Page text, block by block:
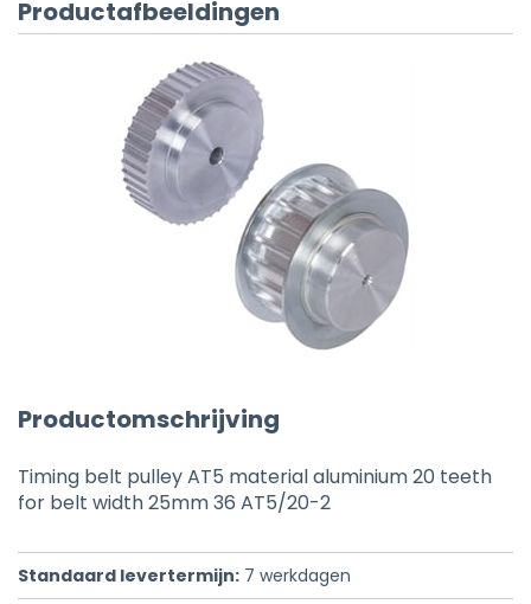
Productafbeeldingen
Productomschrijving
Timing belt pulley AT5 material aluminium 20 teeth
for belt width 25mm 36 AT5/20-2
Standaard levertermijn: 7 werkdagen